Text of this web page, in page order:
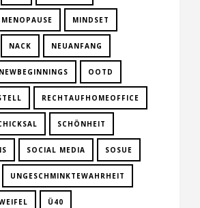
MENOPAUSE MINDSET
NACK NEUANFANG
NEWBEGINNINGS OOTD
RECHTAUFHOMEOFFICE
SCHÖNHEIT
SOCIAL MEDIA SOSUE
UNGESCHMINKTEWAHRHEIT
Ü40